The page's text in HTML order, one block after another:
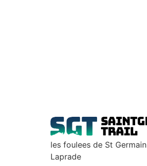
les foulees de St Germain
Laprade